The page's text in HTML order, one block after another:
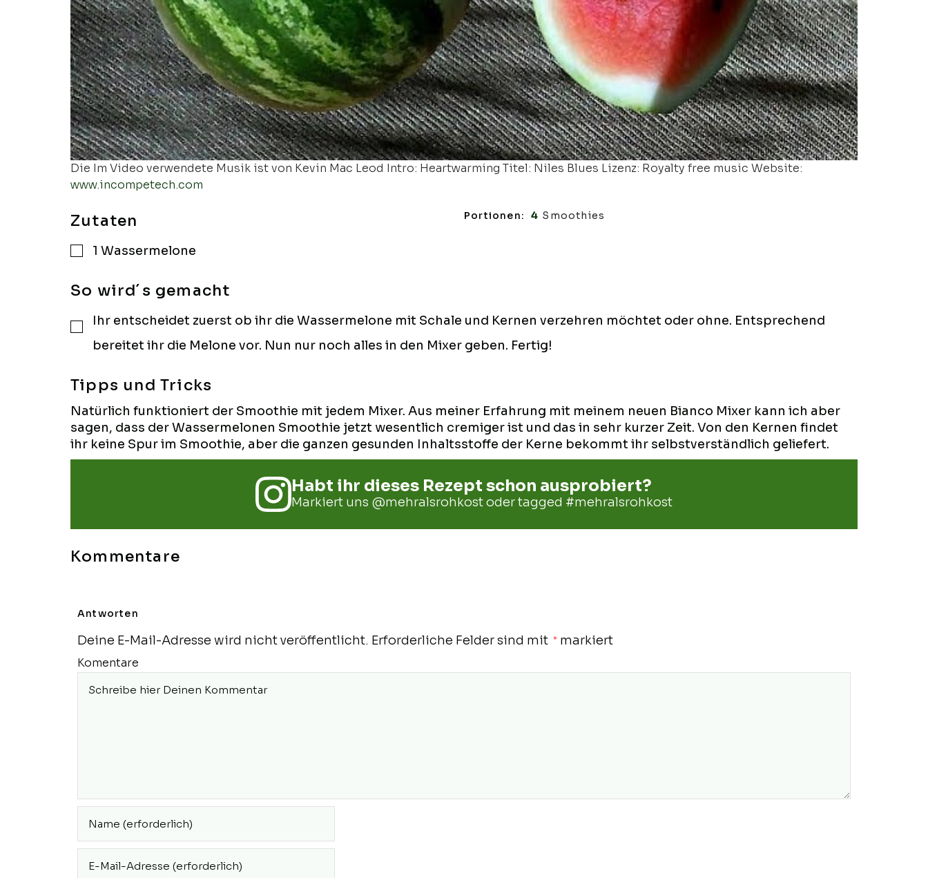
Die Im Video verwendete Musik ist von Kevin Mac Leod Intro: Heartwarming Titel: Niles Blues Lizenz: Royalty free music Website:
www.incompetech.com
Zutaten
▢1 Wassermelone
Portionen: 4 Smoothies
So wird´s gemacht
▢Ihr entscheidet zuerst ob ihr die Wassermelone mit Schale und Kernen verzehren möchtet oder ohne. Entsprechend
bereitet ihr die Melone vor. Nun nur noch alles in den Mixer geben. Fertig!
Tipps und Tricks
Natürlich funktioniert der Smoothie mit jedem Mixer. Aus meiner Erfahrung mit meinem neuen Bianco Mixer kann ich aber
sagen, dass der Wassermelonen Smoothie jetzt wesentlich cremiger ist und das in sehr kurzer Zeit. Von den Kernen findet
ihr keine Spur im Smoothie, aber die ganzen gesunden Inhaltsstoffe der Kerne bekommt ihr selbstverständlich geliefert.
Habt ihr dieses Rezept schon ausprobiert?
Markiert uns @mehralsrohkostoder tagged #mehralsrohkost
Kommentare
Antworten
Deine E-Mail-Adresse wird nicht veröffentlicht. Erforderliche Felder sind mit * markiert
Komentare
Gib deinen
Namen oder
Benutzernamen
zum
Gib deine E-